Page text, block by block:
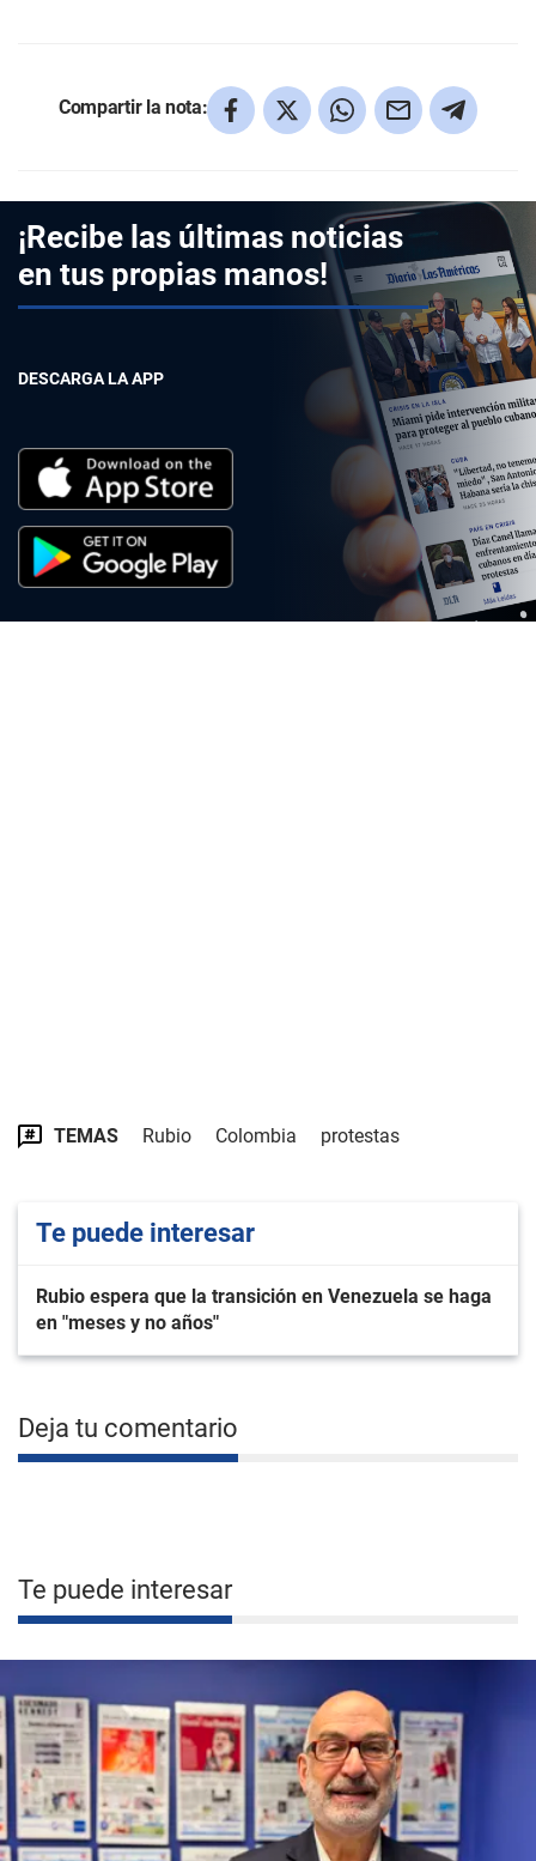
Compartir la nota:
¡Recibe las últimas noticias
en tus propias manos!
DESCARGA LA APP
TEMAS Rubio Colombia protestas
Te puede interesar
Rubio espera que la transición en Venezuela se haga
en "meses y no años"
Deja tu comentario
Te puede interesar